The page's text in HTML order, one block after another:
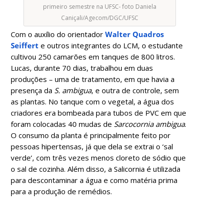
primeiro semestre na UFSC- foto Daniela
Caniçali/Agecom/DGC/UFSC
Com o auxílio do orientadorWalter Quadros
Seiffert e outros integrantes do LCM, o estudante
cultivou 250 camarões em tanques de 800 litros.
Lucas, durante 70 dias, trabalhou em duas
produções – uma de tratamento, em que havia a
presença da S. ambigua, e outra de controle, sem
as plantas. No tanque com o vegetal, a água dos
criadores era bombeada para tubos de PVC em que
foram colocadas 40 mudas de Sarcocornia ambigua.
O consumo da planta é principalmente feito por
pessoas hipertensas, já que dela se extrai o ‘sal
verde’, com três vezes menos cloreto de sódio que
o sal de cozinha. Além disso, a Salicornia é utilizada
para descontaminar a água e como matéria prima
para a produção de remédios.